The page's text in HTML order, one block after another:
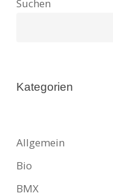
Suchen
Kategorien
Allgemein
Bio
BMX